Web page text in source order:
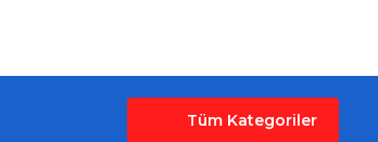
Tüm Kategoriler